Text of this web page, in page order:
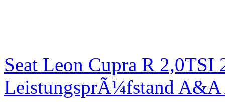
Seat Leon Cupra R
LeistungsprÃ¼fstand